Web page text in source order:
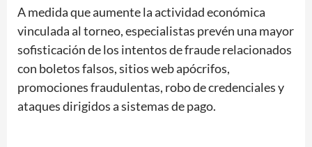
A medida que aumente la actividad económica
vinculada al torneo, especialistas prevén una mayor
sofisticación de los intentos de fraude relacionados
con boletos falsos, sitios web apócrifos,
promociones fraudulentas, robo de credenciales y
ataques dirigidos a sistemas de pago.